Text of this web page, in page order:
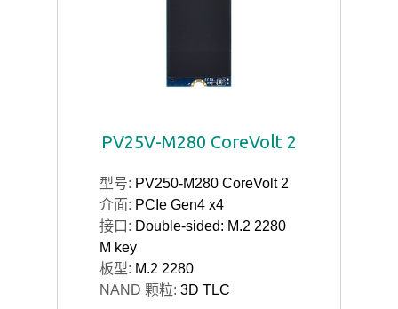
PV25V-M280 CoreVolt 2
型号: PV250-M280 CoreVolt 2
介面: PCIe Gen4 x4
接口: Double-sided: M.2 2280
M key
板型: M.2 2280
NAND 颗粒: 3D TLC